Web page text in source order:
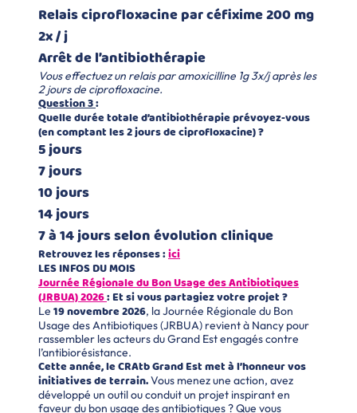
Relais ciprofloxacine par céfixime 200 mg
2x / j
Arrêt de l’antibiothérapie
Vous effectuez un relais par amoxicilline 1g 3x/j après les
2 jours de ciprofloxacine.
Question 3:
Quelle durée totale d’antibiothérapie prévoyez-vous
(en comptant les 2 jours de ciprofloxacine) ?
5 jours
7 jours
10 jours
14 jours
7 à 14 jours selon évolution clinique
Retrouvez les réponses :ici
LES INFOS DU MOIS
Journée Régionale du Bon Usage des Antibiotiques
(JRBUA) 2026: Et si vous partagiez votre projet ?
Le 19 novembre 2026, la Journée Régionale du Bon
Usage des Antibiotiques (JRBUA) revient à Nancy pour
rassembler les acteurs du Grand Est engagés contre
l’antibiorésistance.
Cette année, le CRAtb Grand Est met à l’honneur vos
initiatives de terrain.Vous menez une action, avez
développé un outil ou conduit un projet inspirant en
faveur du bon usage des antibiotiques ? Que vous